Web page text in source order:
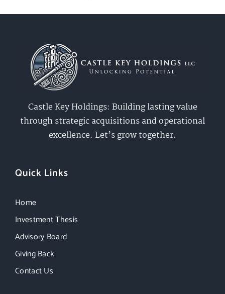
Castle Key Holdings: Building lasting value
through strategic acquisitions and operational
excellence. Let’s grow together.
Quick Links
Home
Investment Thesis
Advisory Board
Giving Back
Contact Us